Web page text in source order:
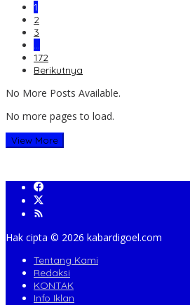
1
2
3
…
172
Berikutnya
No More Posts Available.
No more pages to load.
View More
Hak cipta ©️ 2026 kabardigoel.com
Tentang Kami
Redaksi
KONTAK
Info Iklan